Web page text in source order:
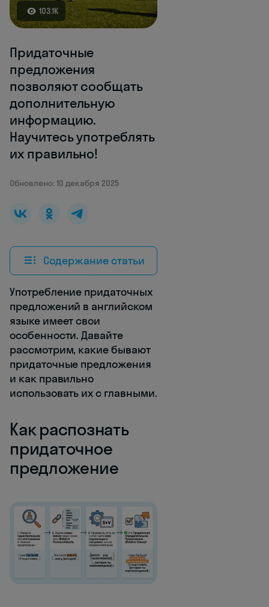
103.1K
Придаточные
предложения
позволяют сообщать
дополнительную
информацию.
Научитесь употреблять
их правильно!
Обновлено: 10 декабря 2025
Содержание статьи
Употребление придаточных
предложений в английском
языке имеет свои
особенности. Давайте
рассмотрим, какие бывают
придаточные предложения
и как правильно
использовать их с главными.
Как распознать
придаточное
предложение